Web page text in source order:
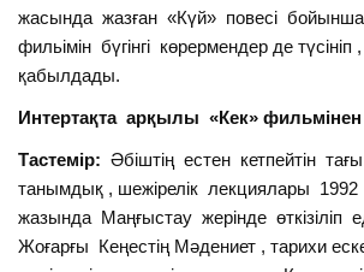
жасында жазған «Күй» повесі бойынша
фильімін бүгінгі көрермендер де
қабылдады.
Интертақта арқылы «Кек» фильмінен
Тастемір: Әбіштің естен кетпейтін
танымдық , шежірелік лекциялары
жазында Маңғыстау жерінде өткізіліп
Жоғарғы Кеңестің Мәдениет , тарихи